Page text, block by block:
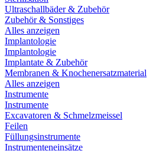
Ultraschallbäder & Zubehör
Zubehör & Sonstiges
Alles anzeigen
Implantologie
Implantologie
Implantate & Zubehör
Membranen & Knochenersatzmaterial
Alles anzeigen
Instrumente
Instrumente
Excavatoren & Schmelzmeissel
Feilen
Füllungsinstrumente
Instrumenteneinsätze